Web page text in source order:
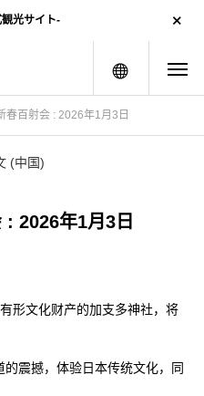
光サイト-
menu
春百射会 : 2026年1月3日
(中国)
2026年1月3日
形文化财产的加支多神社，将
震撼，体验日本传统文化，同